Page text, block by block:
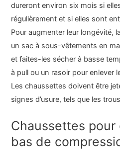
dureront environ six mois si
régulièrement et si elles sont
Pour augmenter leur longévité,
un sac à sous-vêtements en
et faites-les sécher à basse
à pull ou un rasoir pour enlever
Les chaussettes doivent être
signes d’usure, tels que les
Chaussettes
bas de